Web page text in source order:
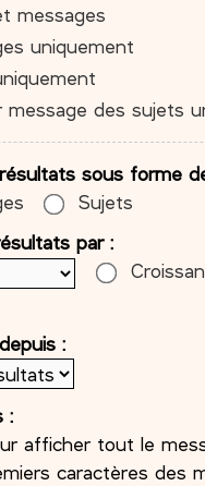
messages
uniquement
message des sujets
sous forme
Sujets
par :
:
:
afficher tout le
caractères des